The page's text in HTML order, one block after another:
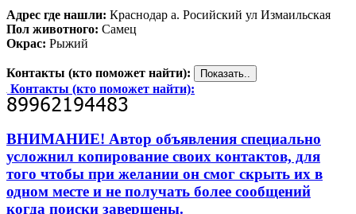
Адрес где нашли: Краснодар а. Росийский ул Измаильская
Пол животного: Самец
Окрас: Рыжий
Контакты (кто поможет найти):
Контакты (кто поможет найти):
ВНИМАНИЕ! Автор объявления специально
усложнил копирование своих контактов, для
того чтобы при желании он смог скрыть их в
одном месте и не получать более сообщений
когда поиски завершены.